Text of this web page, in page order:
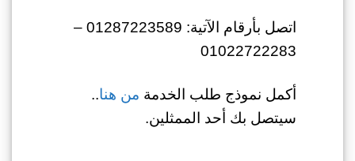
اتصل بأرقام الآتية: 01287223589 –
01022722283
أكمل نموذج طلب الخدمة من هنا..
سيتصل بك أحد الممثلين.